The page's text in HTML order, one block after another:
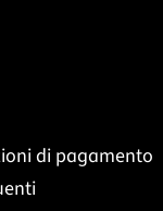
di pagamento